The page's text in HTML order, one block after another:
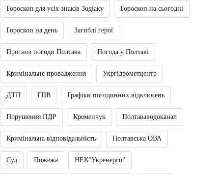
Гороскоп для усіх знаків Зодіаку Гороскоп на сьогодні
Гороскоп на день Загиблі герої
Прогноз погоди Полтава Погода у Полтаві
Кримінальне провадження Укргідрометцентр
ДТП ГПВ Графіки погодинних відключень
Порушення ПДР Кременчук Полтававодоканал
Кримінальна відповідальність Полтавська ОВА
Суд Пожежа НЕК"Укренерго"